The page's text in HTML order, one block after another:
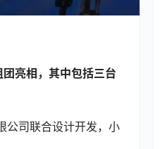
亮相，其中包括三台
公司联合设计开发，小